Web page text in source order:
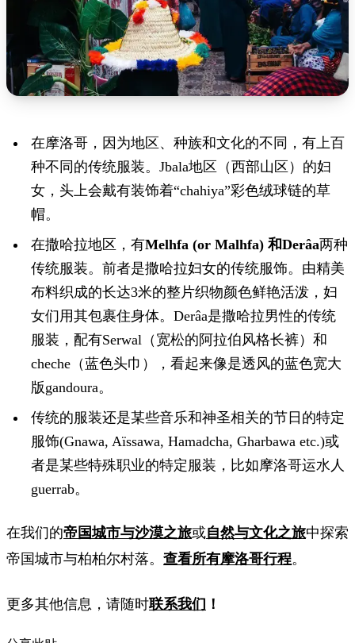
在摩洛哥，因为地区、种族和文化的不同，有上百
种不同的传统服装。Jbala地区（西部山区）的妇
女，头上会戴有装饰着“chahiya”彩色绒球链的草
帽。
在撒哈拉地区，有Melhfa (or Malhfa)和Derâa两种
传统服装。前者是撒哈拉妇女的传统服饰。由精美
布料织成的长达3米的整片织物颜色鲜艳活泼，妇
女们用其包裹住身体。Derâa是撒哈拉男性的传统
服装，配有Serwal（宽松的阿拉伯风格长裤）和
cheche（蓝色头巾），看起来像是透风的蓝色宽大
版gandoura。
传统的服装还是某些音乐和神圣相关的节日的特定
服饰(Gnawa, Aïssawa, Hamadcha, Gharbawa etc.)或
者是某些特殊职业的特定服装，比如摩洛哥运水人
guerrab。
在我们的帝国城市与沙漠之旅或自然与文化之旅中探索
帝国城市与柏柏尔村落。 查看所有摩洛哥行程。
更多其他信息，请随时联系我们 ！